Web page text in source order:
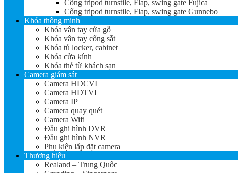
Cổng tripod turnstile, Flap, swing gate Fujica
Cổng tripod turnstile, Flap, swing gate Gunnebo
Khóa thông minh
Khóa vân tay cửa gỗ
Khóa vân tay cổng sắt
Khóa tủ locker, cabinet
Khóa cửa kính
Khóa thẻ từ khách sạn
Camera giám sát
Camera HDCVI
Camera HDTVI
Camera IP
Camera quay quét
Camera Wifi
Đầu ghi hình DVR
Đầu ghi hình NVR
Phụ kiện lắp đặt camera
Thương hiệu
Realand – Trung Quốc